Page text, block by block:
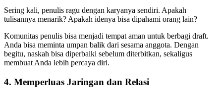
Sering kali, penulis ragu dengan karyanya sendiri. Apakah
tulisannya menarik? Apakah idenya bisa dipahami orang lain?
Komunitas penulis bisa menjadi tempat aman untuk berbagi draft.
Anda bisa meminta umpan balik dari sesama anggota. Dengan
begitu, naskah bisa diperbaiki sebelum diterbitkan, sekaligus
membuat Anda lebih percaya diri.
4. Memperluas Jaringan dan Relasi